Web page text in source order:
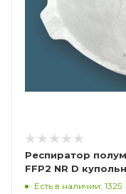
Респиратор
FFP2 NR D
Есть в наличии: 1325